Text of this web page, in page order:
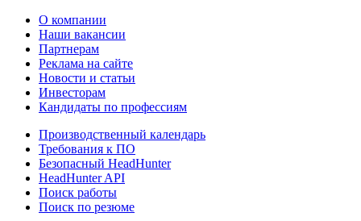
О компании
Наши вакансии
Партнерам
Реклама на сайте
Новости и статьи
Инвесторам
Кандидаты по профессиям
Производственный календарь
Требования к ПО
Безопасный HeadHunter
HeadHunter API
Поиск работы
Поиск по резюме